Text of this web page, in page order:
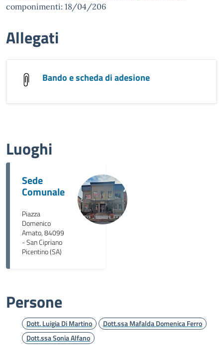
componimenti: 18/04/206
Allegati
Bando e scheda di adesione
Luoghi
Sede
Comunale
Piazza
Domenico
Amato, 84099
- San Cipriano
Picentino (SA)
Persone
Dott. Luigia Di Martino
Dott.ssa Mafalda Domenica Ferro
Dott.ssa Sonia Alfano